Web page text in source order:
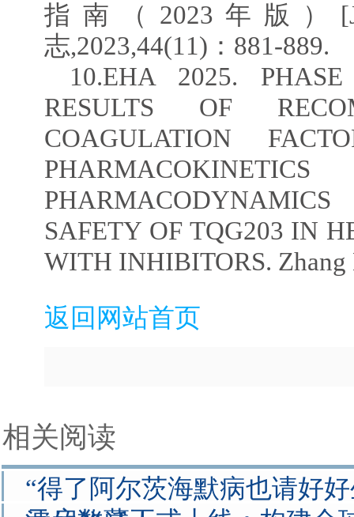
指南（2023年版）
志,2023,44(11)：881-889.
10.EHA 2025.
RESULTS OF
COAGULATION
SAFETY OF TQG203 IN
WITH INHIBITORS. Zhang
返回网站首页
相关阅读
“得了阿尔茨海默病也请好